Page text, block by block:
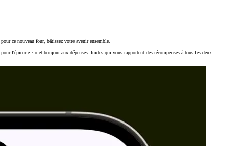
ce nouveau four, bâtissez votre avenir ensemble.
l'épicerie ? » et bonjour aux dépenses fluides qui vous rapportent des récompenses à tous les deux.